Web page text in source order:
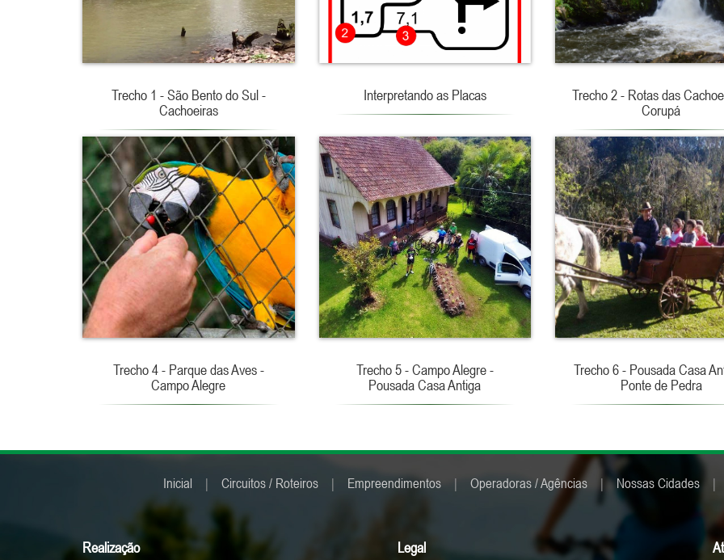
Trecho 1 - São Bento do Sul -
Cachoeiras
Interpretando as Placas
Trecho 2 - Rotas das
Corupá
Trecho 4 - Parque das Aves -
Campo Alegre
Trecho 5 - Campo Alegre -
Pousada Casa Antiga
Trecho 6 - Pousada Casa
Ponte de Pedra
Inicial | Circuitos / Roteiros | Empreendimentos | Operadoras / Agências | Nossas Cidades |
Realização Legal